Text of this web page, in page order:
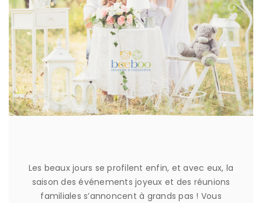
Les beaux jours se profilent enfin, et avec eux, la
saison des événements joyeux et des réunions
familiales s’annoncent à grands pas ! Vous